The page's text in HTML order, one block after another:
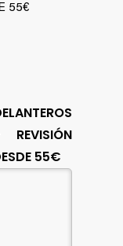
55€
55€